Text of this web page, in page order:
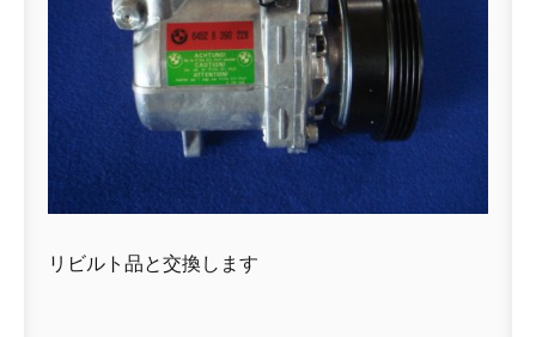
リビルト品と交換します